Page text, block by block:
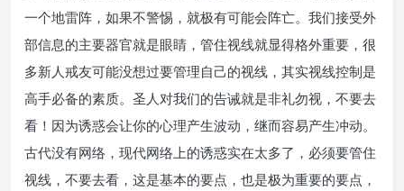
一个地雷阵，如果不警惕，就极有可能会阵亡。我们接受外
部信息的主要器官就是眼睛，管住视线就显得格外重要，很
多新人戒友可能没想过要管理自己的视线，其实视线控制是
高手必备的素质。圣人对我们的告诫就是非礼勿视，不要去
看！因为诱惑会让你的心理产生波动，继而容易产生冲动。
古代没有网络，现代网络上的诱惑实在太多了，必须要管住
视线，不要去看，这是基本的要点，也是极为重要的要点，